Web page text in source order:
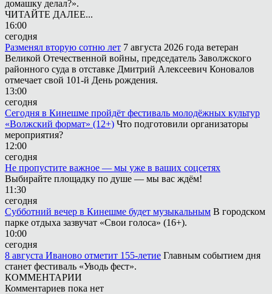
домашку делал?».
ЧИТАЙТЕ ДАЛЕЕ...
16:00
сегодня
Разменял вторую сотню лет 7 августа 2026 года ветеран
Великой Отечественной войны, председатель Заволжского
районного суда в отставке Дмитрий Алексеевич Коновалов
отмечает свой 101-й День рождения.
13:00
сегодня
Сегодня в Кинешме пройдёт фестиваль молодёжных культур
«Волжский формат» (12+) Что подготовили организаторы
мероприятия?
12:00
сегодня
Не пропустите важное — мы уже в ваших соцсетях
Выбирайте площадку по душе — мы вас ждём!
11:30
сегодня
Субботний вечер в Кинешме будет музыкальным В городском
парке отдыха зазвучат «Свои голоса» (16+).
10:00
сегодня
8 августа Иваново отметит 155-летие Главным событием дня
станет фестиваль «Уводь фест».
КОММЕНТАРИИ
Комментариев пока нет